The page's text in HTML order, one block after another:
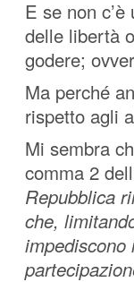
E se non
delle libertà
godere;
Ma perché
rispetto agli
Mi sembra
comma 2
Repubblica
che,
impediscono